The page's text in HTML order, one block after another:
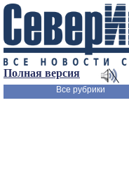
Полная версия
Все рубрики